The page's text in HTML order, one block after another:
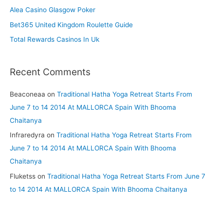
o
Alea Casino Glasgow Poker
Bet365 United Kingdom Roulette Guide
Total Rewards Casinos In Uk
Recent Comments
Beaconeaa on Traditional Hatha Yoga Retreat Starts From
June 7 to 14 2014 At MALLORCA Spain With Bhooma
Chaitanya
Infraredyra on Traditional Hatha Yoga Retreat Starts From
June 7 to 14 2014 At MALLORCA Spain With Bhooma
Chaitanya
Fluketss on Traditional Hatha Yoga Retreat Starts From June 7
to 14 2014 At MALLORCA Spain With Bhooma Chaitanya